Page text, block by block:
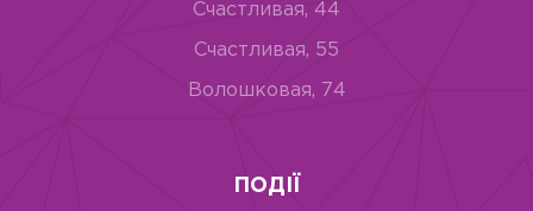
Счастливая, 44
Счастливая, 55
Волошковая, 74
ПОДІЇ